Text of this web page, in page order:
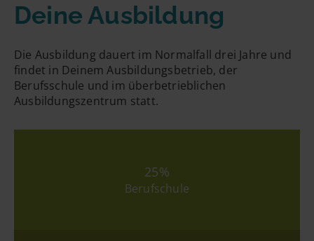
Deine Ausbildung
Die Ausbildung dauert im Normalfall drei Jahre und
findet in Deinem Ausbildungsbetrieb, der
Berufsschule und im überbetrieblichen
Ausbildungszentrum statt.
25%
Berufschule